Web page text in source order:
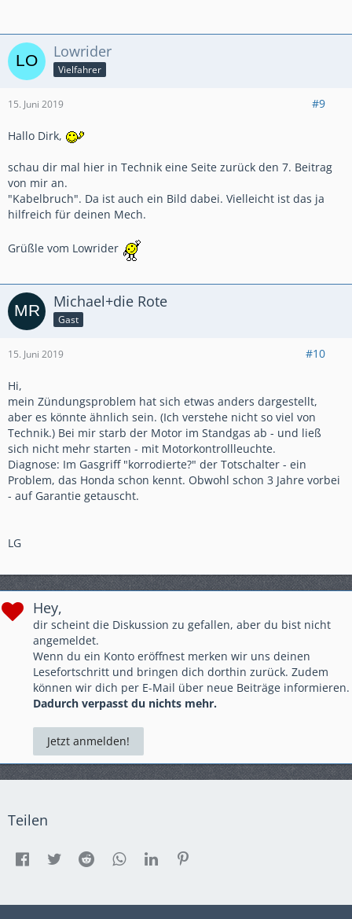
Lowrider
Vielfahrer
15. Juni 2019 #9
Hallo Dirk,
schau dir mal hier in Technik eine Seite zurück den 7. Beitrag
von mir an.
"Kabelbruch". Da ist auch ein Bild dabei. Vielleicht ist das ja
hilfreich für deinen Mech.
Grüßle vom Lowrider
Michael+die Rote
Gast
15. Juni 2019 #10
Hi,
mein Zündungsproblem hat sich etwas anders dargestellt,
aber es könnte ähnlich sein. (Ich verstehe nicht so viel von
Technik.) Bei mir starb der Motor im Standgas ab - und ließ
sich nicht mehr starten - mit Motorkontrollleuchte.
Diagnose: Im Gasgriff "korrodierte?" der Totschalter - ein
Problem, das Honda schon kennt. Obwohl schon 3 Jahre vorbei
- auf Garantie getauscht.
LG
Hey,
dir scheint die Diskussion zu gefallen, aber du bist nicht
angemeldet.
Wenn du ein Konto eröffnest merken wir uns deinen
Lesefortschritt und bringen dich dorthin zurück. Zudem
können wir dich per E-Mail über neue Beiträge informieren.
Dadurch verpasst du nichts mehr.
Jetzt anmelden!
Teilen